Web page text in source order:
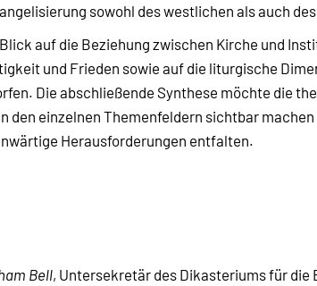
sowohl des westlichen als auch
auf die Beziehung zwischen Kirche und
und Frieden sowie auf die liturgische
Die abschließende Synthese möchte die
den einzelnen Themenfeldern sichtbar machen
Herausforderungen entfalten.
Bell, Untersekretär des Dikasteriums für die